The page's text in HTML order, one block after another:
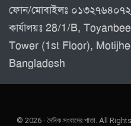
ফোন/মোবাইলঃ
কার্যালয়ঃ 28/1/B,
Tower (1st Floor),
Bangladesh
© 2026 - দৈনিক সংবাদের পাতা. All